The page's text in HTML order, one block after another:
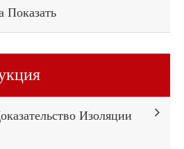
Показать
Изоляции